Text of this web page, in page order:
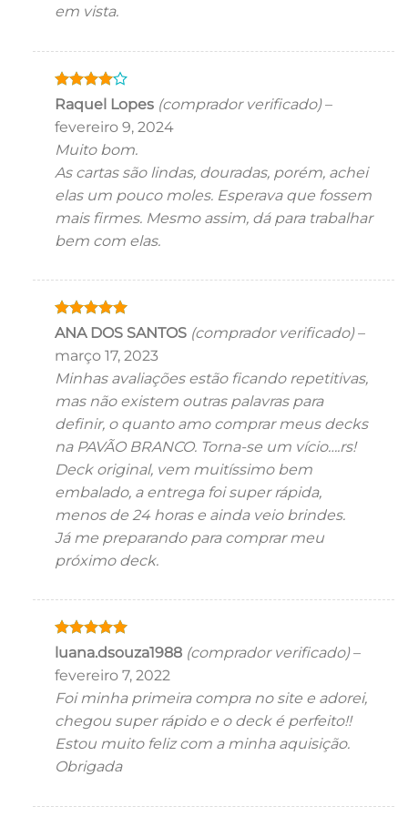
em vista.
Avaliação
4 de 5
Raquel Lopes (comprador verificado) –
fevereiro 9, 2024
Muito bom.
As cartas são lindas, douradas, porém, achei
elas um pouco moles. Esperava que fossem
mais firmes. Mesmo assim, dá para trabalhar
bem com elas.
Avaliação5
ANA DOS SANTOS (comprador verificado) –
março 17, 2023
Minhas avaliações estão ficando repetitivas,
mas não existem outras palavras para
definir, o quanto amo comprar meus decks
na PAVÃO BRANCO. Torna-se um vício….rs!
Deck original, vem muitíssimo bem
embalado, a entrega foi super rápida,
menos de 24 horas e ainda veio brindes.
Já me preparando para comprar meu
próximo deck.
Avaliação5
luana.dsouza1988 (comprador verificado) –
fevereiro 7, 2022
Foi minha primeira compra no site e adorei,
chegou super rápido e o deck é perfeito!!
Estou muito feliz com a minha aquisição.
Obrigada